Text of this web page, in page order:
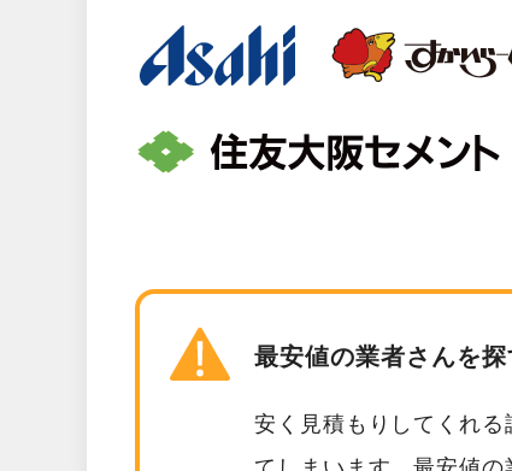
最安値の業者さんを
安く見積もりしてくれ